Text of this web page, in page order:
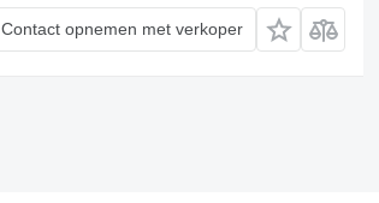
Contact opnemen met verkoper